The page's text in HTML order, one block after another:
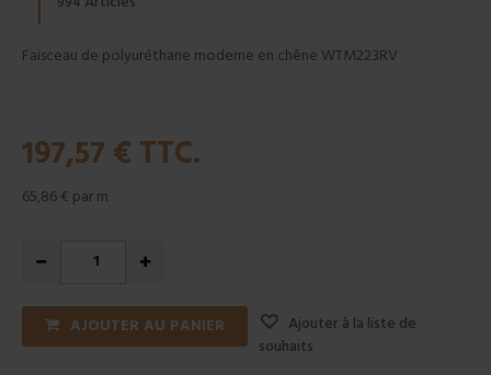
Faisceau de polyuréthane moderne en chêne WTM223RV
197,57 € TTC.
65,86 € par m
AJOUTER AU PANIER
Ajouter à la liste de
souhaits